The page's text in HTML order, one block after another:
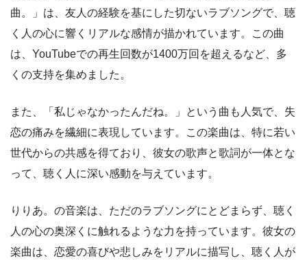
曲。」は、友人の経験を基にした切ないラブソングで、聴
く人の心に響くリアルな感情が描かれています。この曲
は、YouTubeでの再生回数が1400万回を超えるなど、多
くの支持を集めました。
また、「私じゃなかったんだね。」という曲も人気で、失
恋の痛みを繊細に表現しています。この楽曲は、特に若い
世代からの共感を得ており、彼女の歌声と歌詞が一体とな
って、聴く人に深い感動を与えています。
りりあ。の音楽は、ただのラブソングにとどまらず、聴く
人の心の奥深くに触れるような力を持っています。彼女の
楽曲は、恋愛の喜びや悲しみをリアルに描写し、聴く人が